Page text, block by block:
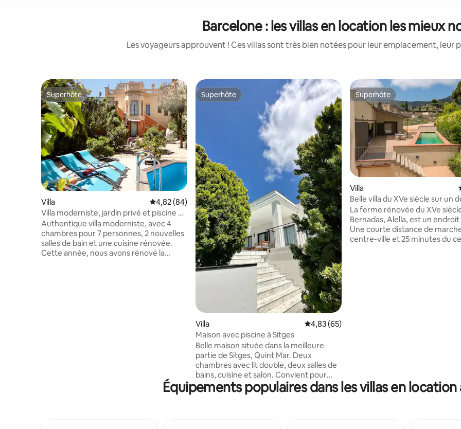
Barcelone : les villas en location les mieux
Les voyageurs approuvent ! Ces villas sont très bien notées pour leur emplacement, leur
Superhôte
Superhôte
Villa Évaluation moyenne sur la base de 84 commentaires : 4,82 sur 5
4,82 (84)
Villa moderniste, jardin privé et piscine à
Barcelone
Authentique villa moderniste, avec 4
chambres pour 7 personnes, 2 nouvelles
salles de bain et une cuisine rénovée.
Cette année, nous avons rénové la
ESFCTU00000805800048205200000000000000000HUTB-
Superhôte
Superhôte
Villa Évaluation moyenne sur la base de 65
4,83 (65)
Maison avec piscine à Sitges
Belle maison située dans la meilleure
partie de Sitges, Quint Mar. Deux
chambres avec lit double, deux salles de
bains, cuisine et salon. Convient pour
deux couples ou une famille. Vue sur
l'océan, grande piscine privée, jacuzzi
Superhôte
Superhôte
Villa
Belle villa du XVe siècle sur un
de 30 acres
La ferme rénovée du XVe
Bernadas, Alella, est un
Une courte distance de
centre-ville et 25 minutes du
Équipements populaires dans les villas en location